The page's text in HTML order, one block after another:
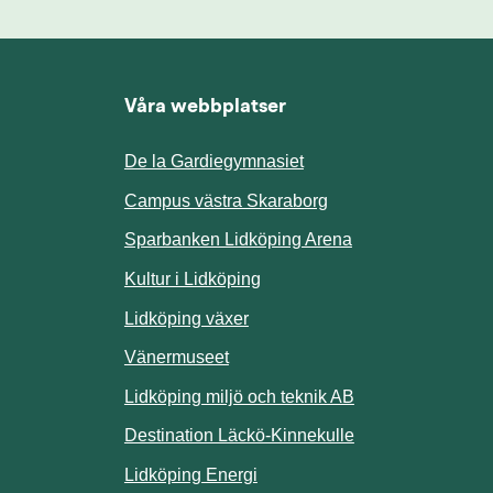
annan webbplats.
annan webbplats.
Våra webbplatser
De la Gardiegymnasiet
Campus västra Skaraborg
Sparbanken Lidköping Arena
Kultur i Lidköping
Lidköping växer
Vänermuseet
Lidköping miljö och teknik AB
Destination Läckö-KinnekulleLänk till annan
Lidköping EnergiLänk till annan webbplats.